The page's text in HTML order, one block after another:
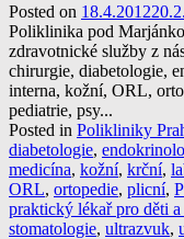
Posted on 18.4.2012
Poliklinika pod
zdravotnické služby z
chirurgie, diabetologie,
interna, kožní, ORL,
pediatrie, psy...
Posted in Polikliniky
diabetologie,
medicína, kožní, krční,
ORL, ortopedie, plicní,
praktický lékař pro děti a
stomatologie, ultrazvuk,